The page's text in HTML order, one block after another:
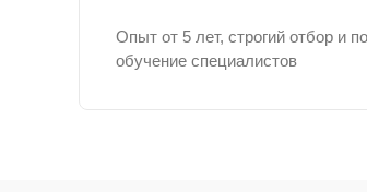
Опыт от 5 лет, строгий отбор и
обучение специалистов